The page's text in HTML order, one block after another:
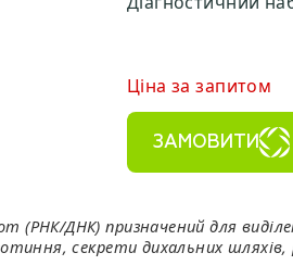
Ціна за запитом
ЗАМОВИТИ
(РНК/ДНК) призначений для
секрети дихальних